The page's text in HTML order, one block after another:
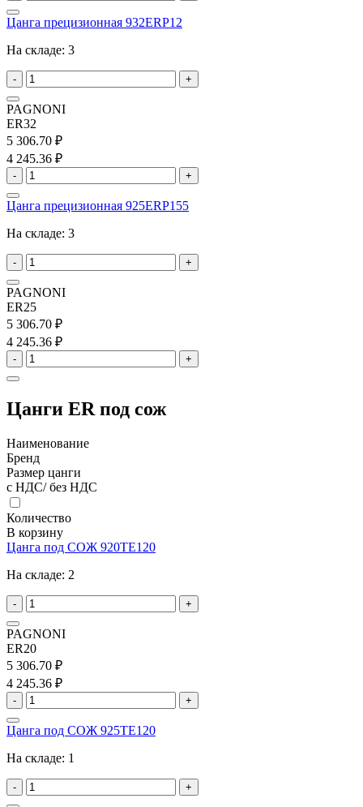
Цанга прецизионная 932ERP12
На складе: 3
- +
PAGNONI
ER32
5 306.70 ₽
4 245.36 ₽
- +
Цанга прецизионная 925ERP155
На складе: 3
- +
PAGNONI
ER25
5 306.70 ₽
4 245.36 ₽
- +
Цанги ER под сож
Наименование
Бренд
Размер цанги
с НДС/ без НДС
Количество
В корзину
Цанга под СОЖ 920TE120
На складе: 2
- +
PAGNONI
ER20
5 306.70 ₽
4 245.36 ₽
- +
Цанга под СОЖ 925TE120
На складе: 1
- +